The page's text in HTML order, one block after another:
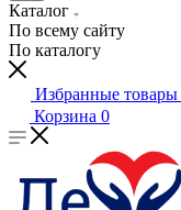
Каталог
По всему сайту
По каталогу
Избранные товары
Корзина 0